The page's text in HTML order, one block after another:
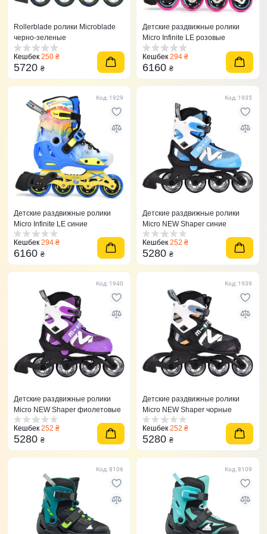
Rollerblade ролики Microblade
черно-зеленые
Кешбек 250 ₴
5720 ₴
Детские раздвижные ролики
Micro Infinite LE розовые
Кешбек 294 ₴
6160 ₴
Код: 1929
Детские раздвижные ролики
Micro Infinite LE синие
Кешбек 294 ₴
6160 ₴
Код: 1935
Детские раздвижные ролики
Micro NEW Shaper синие
Кешбек 252 ₴
5280 ₴
Код: 1940
Детские раздвижные ролики
Micro NEW Shaper фиолетовые
Кешбек 252 ₴
5280 ₴
Код: 1939
Детские раздвижные ролики
Micro NEW Shaper чорные
Кешбек 252 ₴
5280 ₴
Код: 8106 Код: 8109